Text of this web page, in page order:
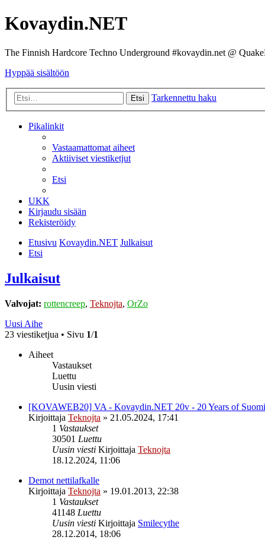
Kovaydin.NET
The Finnish Hardcore Techno Underground #kovaydin.net @
Hyppää sisältöön
Etsi Tarkennettu haku
Pikalinkit
Vastaamattomat aiheet
Aktiiviset viestiketjut
Etsi
UKK
Kirjaudu sisään
Rekisteröidy
Etusivu Kovaydin.NET Julkaisut
Etsi
Julkaisut
Valvojat: rottencreep, Teknojta, OrZo
Uusi Aihe
23 viestiketjua • Sivu 1/1
Aiheet
Vastaukset
Luettu
Uusin viesti
[KOVAWEB20] VA - Kovaydin.NET 20v - 20 Years of
Kirjoittaja Teknojta » 21.05.2024, 17:41
1 Vastaukset
30501 Luettu
Uusin viesti Kirjoittaja Teknojta
18.12.2024, 11:06
Demot nettilafkalle
Kirjoittaja Teknojta » 19.01.2013, 22:38
1 Vastaukset
41148 Luettu
Uusin viesti Kirjoittaja Smilecythe
28.12.2014, 18:06